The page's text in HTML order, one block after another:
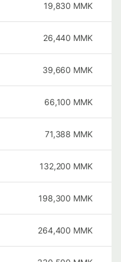
19,830 MMK
26,440 MMK
39,660 MMK
66,100 MMK
71,388 MMK
132,200 MMK
198,300 MMK
264,400 MMK